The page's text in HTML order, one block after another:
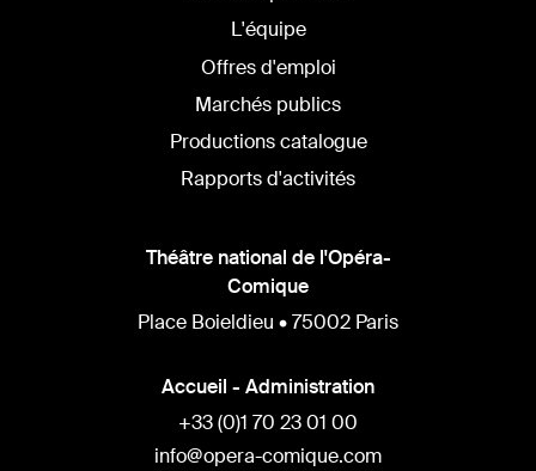
L'équipe
Offres d'emploi
Marchés publics
Productions catalogue
Rapports d'activités
Théâtre national de l'Opéra-
Comique
Place Boieldieu • 75002 Paris
Accueil - Administration
+33 (0)1 70 23 01 00
info@opera-comique.com